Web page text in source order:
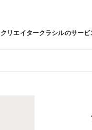
クリエイタークラシルのサービ